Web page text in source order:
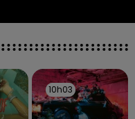
10h03
10h03